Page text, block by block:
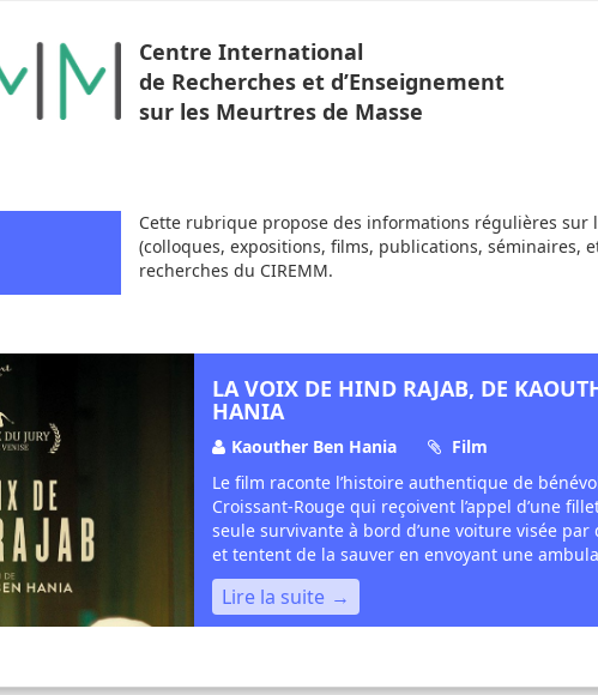
Centre International
de Recherches et d’Enseignement
sur les Meurtres de Masse
Cette rubrique propose des informations régulières sur
(colloques, expositions, films, publications, séminaires,
recherches du CIREMM.
LA VOIX DE HIND RAJAB, DE
HANIA
Kaouther Ben Hania
Film
Le film raconte l’histoire authentique de
Croissant-Rouge qui reçoivent l’appel d’une
seule survivante à bord d’une voiture visée
et tentent de la sauver en envoyant une
Lire la suite